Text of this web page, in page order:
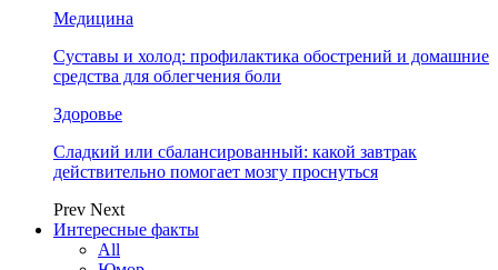
Медицина
Суставы и холод: профилактика обострений и домашние
средства для облегчения боли
Здоровье
Сладкий или сбалансированный: какой завтрак
действительно помогает мозгу проснуться
Prev Next
Интересные факты
All